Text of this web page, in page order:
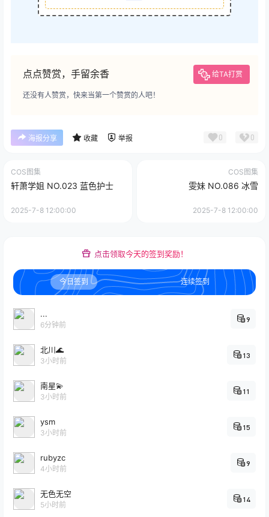
点点赞赏，手留余香 给TA打赏
还没有人赞赏，快来当第一个赞赏的人吧！
海报分享 收藏 举报 0 0
COS图集
轩萧学姐 NO.023 蓝色护士
2025-7-8 12:00:00
COS图集
雯妹 NO.086 冰雪
2025-7-8 12:00:00
点击领取今天的签到奖励！
今日签到 连续签到
...
6分钟前
9
北川🌊
3小时前
13
南星💫
3小时前
11
ysm
3小时前
15
rubyzc
4小时前
9
无色无空
5小时前
14